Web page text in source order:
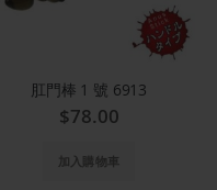
肛門棒 1 號 6913
$78.00
加入購物車